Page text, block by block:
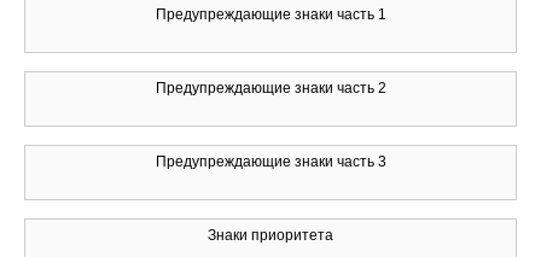
Предупреждающие знаки часть 1
Предупреждающие знаки часть 2
Предупреждающие знаки часть 3
Знаки приоритета